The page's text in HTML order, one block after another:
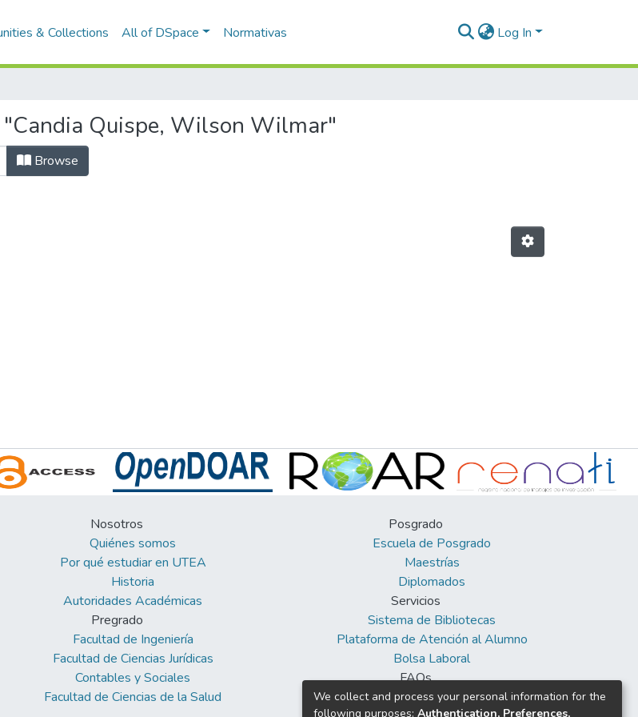
& Collections All of DSpace Normativas Log In
Quispe, Wilson Wilmar"
Browse
Nosotros
Quiénes somos
Por qué estudiar en UTEA
Historia
Autoridades Académicas
Pregrado
Facultad de Ingeniería
Facultad de Ciencias Jurídicas
Contables y Sociales
Facultad de Ciencias de la Salud
Posgrado
Escuela de Posgrado
Maestrías
Diplomados
Servicios
Sistema de Bibliotecas
Plataforma de Atención al Alumno
Bolsa Laboral
FAQs
Facebook
We collect and process your personal information for the
following purposes: Authentication, Preferences,